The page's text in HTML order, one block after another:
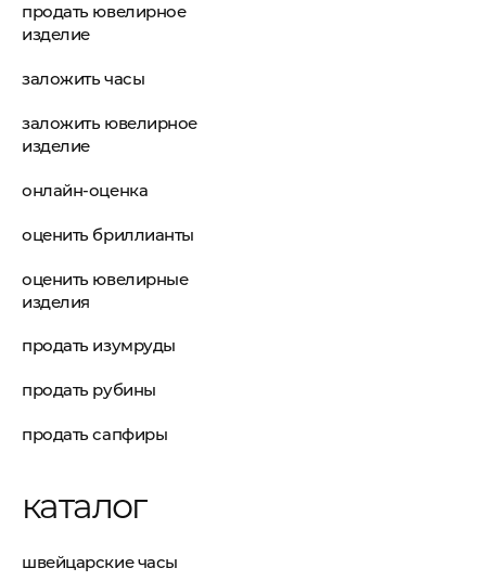
продать ювелирное
изделие
заложить часы
заложить ювелирное
изделие
онлайн-оценка
оценить бриллианты
оценить ювелирные
изделия
продать изумруды
продать рубины
продать сапфиры
каталог
швейцарские часы